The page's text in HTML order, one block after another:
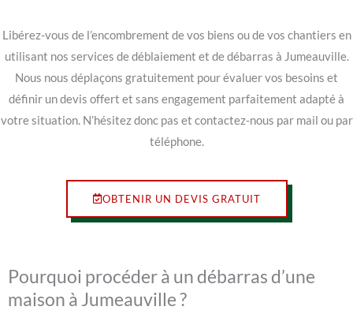
Libérez-vous de l’encombrement de vos biens ou de vos chantiers en
utilisant nos services de déblaiement et de débarras à Jumeauville.
Nous nous déplaçons gratuitement pour évaluer vos besoins et
définir un devis offert et sans engagement parfaitement adapté à
votre situation. N’hésitez donc pas et contactez-nous par mail ou par
téléphone.
OBTENIR UN DEVIS GRATUIT
Pourquoi procéder à un débarras d’une
maison à Jumeauville ?